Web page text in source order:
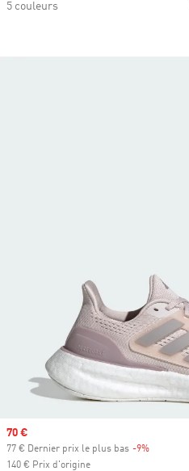
5 couleurs
Prix soldé
70 €
77 € Dernier prix le plus bas -9%
140 € Prix d'origine